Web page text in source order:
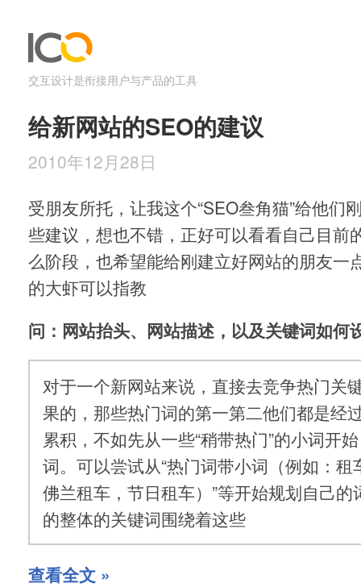
交互设计是衔接用户与产品的工具
给新网站的SEO的建议
2010年12月28日
受朋友所托，让我这个“SEO叁角猫”给他们
些建议，想也不错，正好可以看看自己目前
么阶段，也希望能给刚建立好网站的朋友一
的大虾可以指教
问：网站抬头、网站描述，以及关键词如何
对于一个新网站来说，直接去竞争热门关
果的，那些热门词的第一第二他们都是经
累积，不如先从一些“稍带热门”的小词开
词。可以尝试从“热门词带小词（例如：
佛兰租车，节日租车）”等开始规划自己
的整体的关键词围绕着这些
查看全文 »